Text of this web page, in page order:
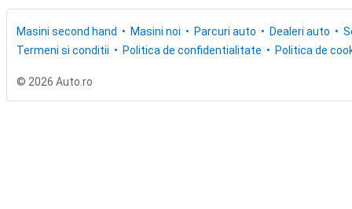
Masini second hand Masini noi Parcuri auto Dealeri auto
Termeni si conditii
Politica de confidentialitate Politica de
© 2026 Auto.ro